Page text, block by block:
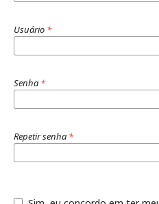
Usuário *
Senha *
Repetir senha *